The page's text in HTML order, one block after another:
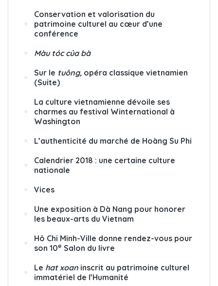
Conservation et valorisation du
patrimoine culturel au cœur d’une
conférence
Màu tóc của bà
Sur le tuông, opéra classique vietnamien
(Suite)
La culture vietnamienne dévoile ses
charmes au festival Winternational à
Washington
L’authenticité du marché de Hoàng Su Phi
Calendrier 2018 : une certaine culture
nationale
Vices
Une exposition à Dà Nang pour honorer
les beaux-arts du Vietnam
Hô Chi Minh-Ville donne rendez-vous pour
son 10e Salon du livre
Le hat xoan inscrit au patrimoine culturel
immatériel de l’Humanité